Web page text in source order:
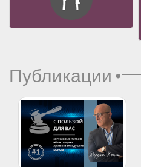
Публикации•